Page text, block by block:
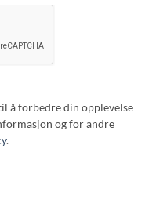
å forbedre din opplevelse
og for andre
.